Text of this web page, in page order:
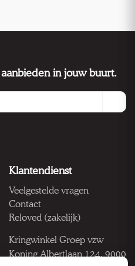
in jouw buurt.
Klantendienst
Veelgestelde vragen
Contact
Reloved (zakelijk)
Kringwinkel Groep vzw
Koning Albertlaan 124, 9000